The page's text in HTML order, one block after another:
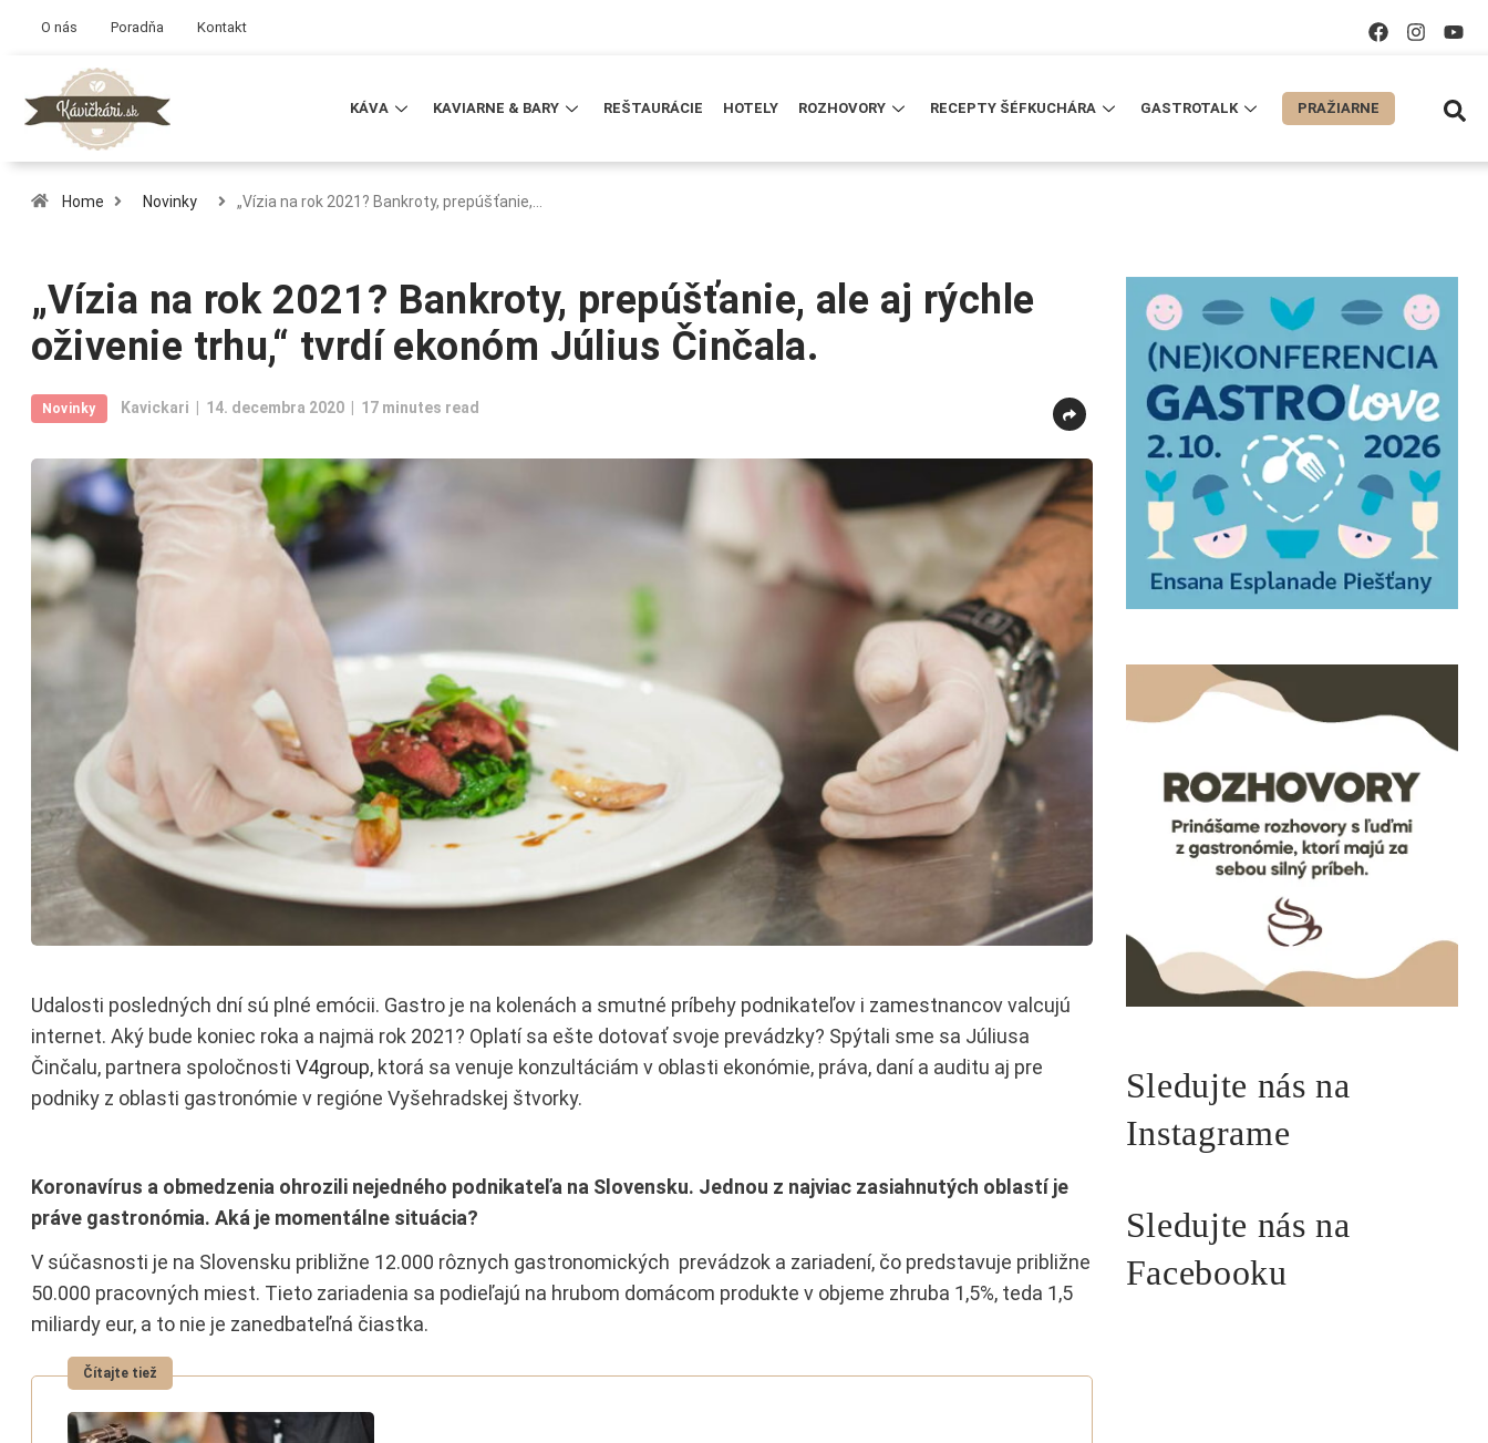
O nás Poradňa Kontakt
KÁVA KAVIARNE & BARY REŠTAURÁCIE HOTELY ROZHOVORY RECEPTY ŠÉFKUCHÁRA GASTROTALK PRAŽIARNE
Home Novinky „Vízia na rok 2021? Bankroty, prepúšťanie,…
„Vízia na rok 2021? Bankroty, prepúšťanie, ale aj rýchle
oživenie trhu,“ tvrdí ekonóm Július Činčala.
Novinky Kavickari 14. decembra 2020 17 minutes read
Udalosti posledných dní sú plné emócii. Gastro je na kolenách a smutné príbehy podnikateľov i zamestnancov valcujú
internet. Aký bude koniec roka a najmä rok 2021? Oplatí sa ešte dotovať svoje prevádzky? Spýtali sme sa Júliusa
Činčalu, partnera spoločnosti V4group, ktorá sa venuje konzultáciám v oblasti ekonómie, práva, daní a auditu aj pre
podniky z oblasti gastronómie v regióne Vyšehradskej štvorky.
Koronavírus a obmedzenia ohrozili nejedného podnikateľa na Slovensku. Jednou z najviac zasiahnutých oblastí je
práve gastronómia. Aká je momentálne situácia?
V súčasnosti je na Slovensku približne 12.000 rôznych gastronomických prevádzok a zariadení, čo predstavuje približne
50.000 pracovných miest. Tieto zariadenia sa podieľajú na hrubom domácom produkte v objeme zhruba 1,5%, teda 1,5
miliardy eur, a to nie je zanedbateľná čiastka.
Sledujte nás na
Instagrame
Sledujte nás na
Facebooku